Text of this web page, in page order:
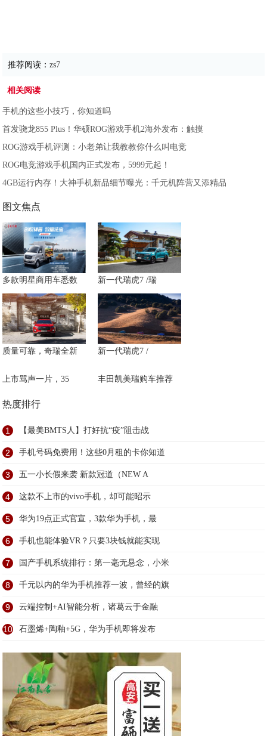
推荐阅读：zs7
相关阅读
手机的这些小技巧，你知道吗
首发骁龙855 Plus！华硕ROG游戏手机2海外发布：触摸
ROG游戏手机评测：小老弟让我教教你什么叫电竞
ROG电竞游戏手机国内正式发布，5999元起！
4GB运行内存！大神手机新品细节曝光：千元机阵营又添精品
图文焦点
多款明星商用车悉数 新一代瑞虎7 /瑞
质量可靠，奇瑞全新 新一代瑞虎7 /
上市骂声一片，35 丰田凯美瑞购车推荐
热度排行
1 【最美BMTS人】打好抗“疫”阻击战
2 手机号码免费用！这些0月租的卡你知道
3 五一小长假来袭 新款冠道（NEW A
4 这款不上市的vivo手机，却可能昭示
5 华为19点正式官宣，3款华为手机，最
6 手机也能体验VR？只要3块钱就能实现
7 国产手机系统排行：第一毫无悬念，小米
8 千元以内的华为手机推荐一波，曾经的旗
9 云端控制+AI智能分析，诸葛云于金融
10 石墨烯+陶釉+5G，华为手机即将发布